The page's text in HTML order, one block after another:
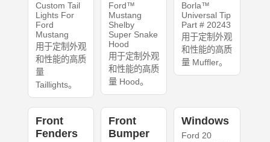
Custom Tail
Lights For
Ford
Mustang
用于定制外观
和性能的高质
量
Taillights。
Ford™
Mustang
Shelby
Super Snake
Hood
用于定制外观
和性能的高质
量 Hood。
Borla™
Universal Tip
Part # 20243
用于定制外观
和性能的高质
量 Muffler。
Front
Fenders
Front
Bumper
Windows
Ford 20